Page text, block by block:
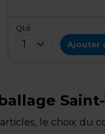
Qté
1 Ajouter
le choix du